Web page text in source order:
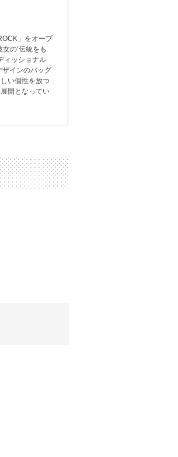
」をオープ
の‘伝統をも
ィッショナル
インのバッグ
い個性を放つ
開となってい